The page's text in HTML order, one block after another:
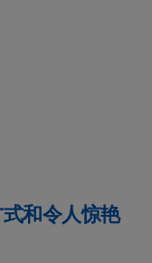
和令人惊艳